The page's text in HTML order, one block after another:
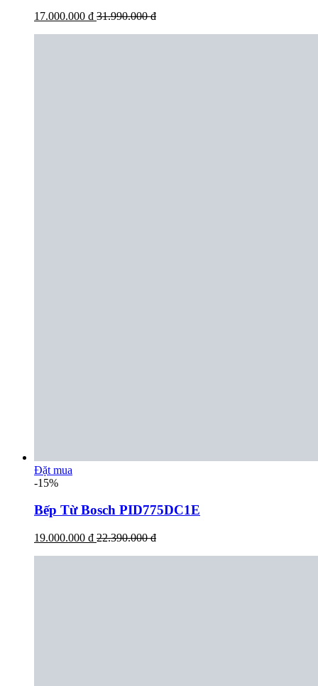
17.000.000 đ 31.990.000 đ
Đặt mua
-15%
Bếp Từ Bosch PID775DC1E
19.000.000 đ 22.390.000 đ